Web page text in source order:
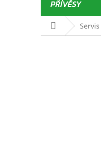
PŘÍVĚSY
Domů Servis